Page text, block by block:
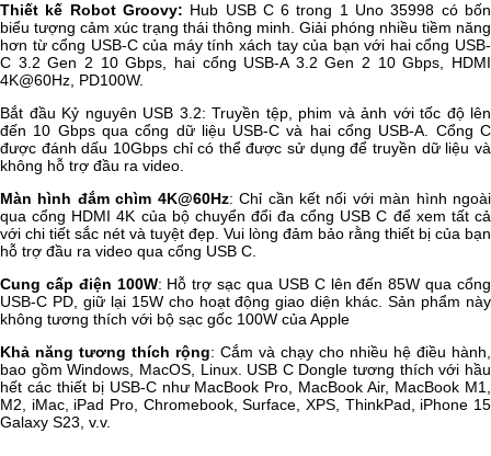
Thiết kế Robot Groovy: Hub USB C 6 trong 1 Uno 35998 có bốn
biểu tượng cảm xúc trạng thái thông minh. Giải phóng nhiều tiềm năng
hơn từ cổng USB-C của máy tính xách tay của bạn với hai cổng USB-
C 3.2 Gen 2 10 Gbps, hai cổng USB-A 3.2 Gen 2 10 Gbps, HDMI
4K@60Hz, PD100W.
Bắt đầu Kỷ nguyên USB 3.2: Truyền tệp, phim và ảnh với tốc độ lên
đến 10 Gbps qua cổng dữ liệu USB-C và hai cổng USB-A. Cổng C
được đánh dấu 10Gbps chỉ có thể được sử dụng để truyền dữ liệu và
không hỗ trợ đầu ra video.
Màn hình đắm chìm 4K@60Hz: Chỉ cần kết nối với màn hình ngoài
qua cổng HDMI 4K của bộ chuyển đổi đa cổng USB C để xem tất cả
với chi tiết sắc nét và tuyệt đẹp. Vui lòng đảm bảo rằng thiết bị của bạn
hỗ trợ đầu ra video qua cổng USB C.
Cung cấp điện 100W: Hỗ trợ sạc qua USB C lên đến 85W qua cổng
USB-C PD, giữ lại 15W cho hoạt động giao diện khác. Sản phẩm này
không tương thích với bộ sạc gốc 100W của Apple
Khả năng tương thích rộng: Cắm và chạy cho nhiều hệ điều hành,
bao gồm Windows, MacOS, Linux. USB C Dongle tương thích với hầu
hết các thiết bị USB-C như MacBook Pro, MacBook Air, MacBook M1,
M2, iMac, iPad Pro, Chromebook, Surface, XPS, ThinkPad, iPhone 15
Galaxy S23, v.v.